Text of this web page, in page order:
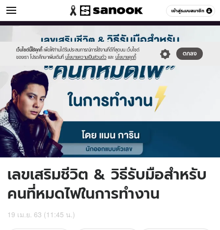
เข้าสู่ระบบสมาชิก
ดูดวง หมวดอื่นๆ
เว็บไซต์นี้ใช้คุกกี้ เพื่อให้ท่านได้รับประสบการณ์การใช้งานที่ดีที่สุดบน เว็บไซต์
ของเรา โปรดศึกษาเพิ่มเติมที่ นโยบายความเป็นส่วนตัว และ นโยบายคุกกี้
ตกลง
sanook.png
เลขเสริมชีวิต & วิธีรับมือสำหรับ
คนที่หมดไฟในการทำงาน
19 เม.ย. 63 (11:45 น.)